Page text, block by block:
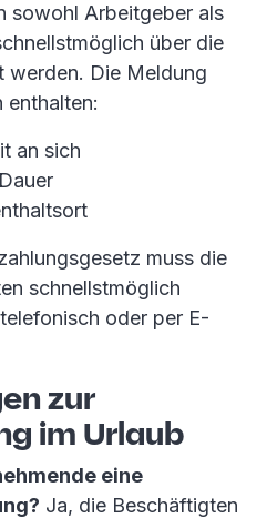
sowohl Arbeitgeber als
über die
werden. Die Meldung
enthalten:
an sich
muss die
schnellstmöglich
oder per E-
zur
im Urlaub
eine
Ja, die Beschäftigten